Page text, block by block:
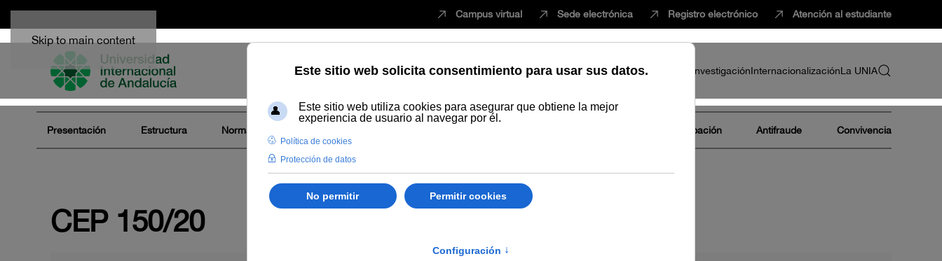
Skip to main content
Campus virtual Sede electrónica Registro electrónico Atención al estudiante
EstudiarInnovaciónVida universitariaProfesorado InvestigaciónInternacionalizaciónLa UNIA
Presentación Estructura Normativa Participación Antifraude Convivencia
CEP 150/20